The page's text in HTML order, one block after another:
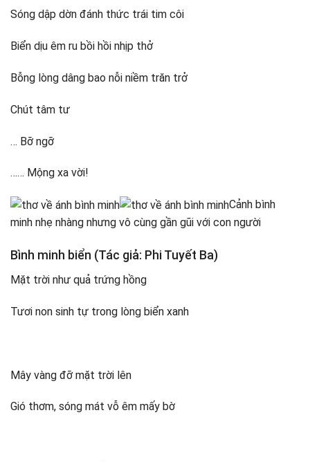
Sóng dập dờn đánh thức trái tim côi
Biển dịu êm ru bồi hồi nhịp thở
Bỗng lòng dâng bao nỗi niềm trăn trở
Chút tâm tư
… Bỡ ngỡ
…… Mộng xa vời!
Cảnh bình
minh nhẹ nhàng nhưng vô cùng gần gũi với con người
Bình minh biển (Tác giả: Phi Tuyết Ba)
Mặt trời như quả trứng hồng
Tươi non sinh tự trong lòng biển xanh
Mây vàng đỡ mặt trời lên
Gió thơm, sóng mát vỗ êm mấy bờ